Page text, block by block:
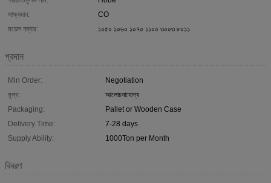
সাক্ষ্যদান:
CO
মডেল নম্বার:
১০৫০ ১০৬০ ১০৭০ ১১০০ ৩০০৩ ৮০১১
প্রদান
Min Order:
Negotiation
মূল্য:
আলোচনাযোগ্য
Packaging:
Pallet or Wooden Case
Delivery Time:
7-28 days
Supply Ability:
1000Ton per Month
বিবরণ